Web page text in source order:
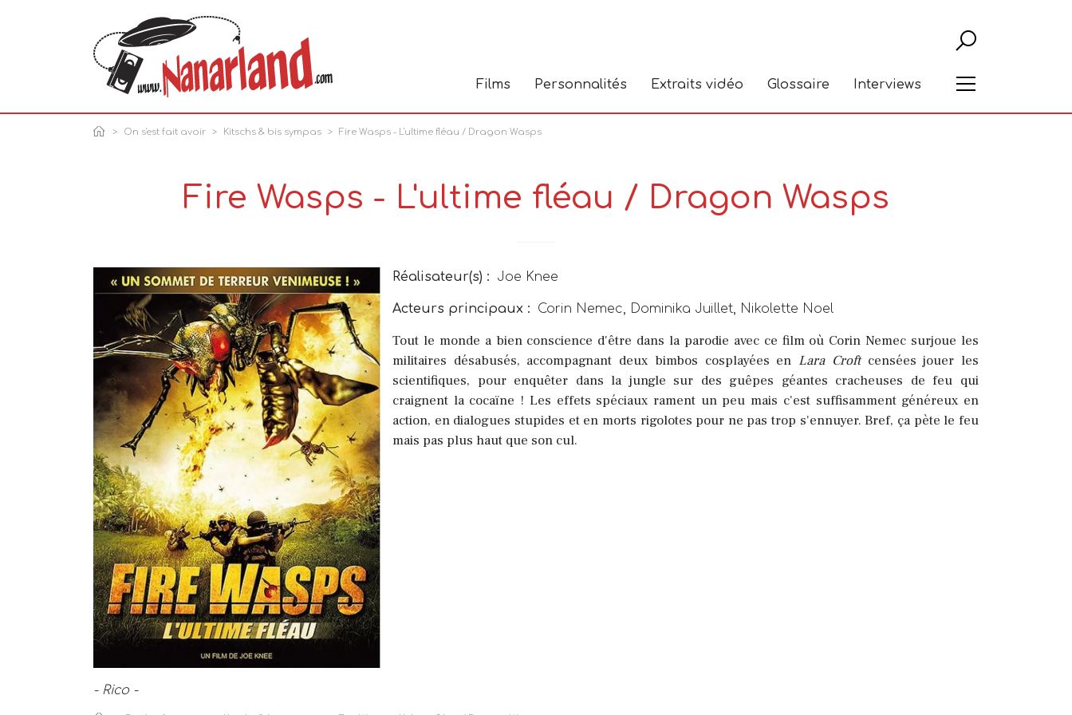
Films Personnalités Extraits vidéo Glossaire Interviews
On s'est fait avoir Kitschs & bis sympas Fire Wasps - L'ultime fléau / Dragon Wasps
Fire Wasps - L'ultime fléau / Dragon Wasps
Réalisateur(s) : Joe Knee
Acteurs principaux : Corin Nemec, Dominika Juillet, Nikolette Noel
Tout le monde a bien conscience d'être dans la parodie avec ce film où Corin Nemec surjoue les
militaires désabusés, accompagnant deux bimbos cosplayées en Lara Croftcensées jouer les
scientifiques, pour enquêter dans la jungle sur des guêpes géantes cracheuses de feu qui
craignent la cocaïne ! Les effets spéciaux rament un peu mais c'est suffisamment généreux en
action, en dialogues stupides et en morts rigolotes pour ne pas trop s'ennuyer. Bref, ça pète le feu
mais pas plus haut que son cul.
- Rico -